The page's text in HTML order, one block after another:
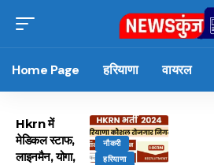
Home Page हरियाणा वायरल
नौकरी
हरियाणा
Hkrn में
मेडिकल स्टाफ,
लाइनमैन, योगा,